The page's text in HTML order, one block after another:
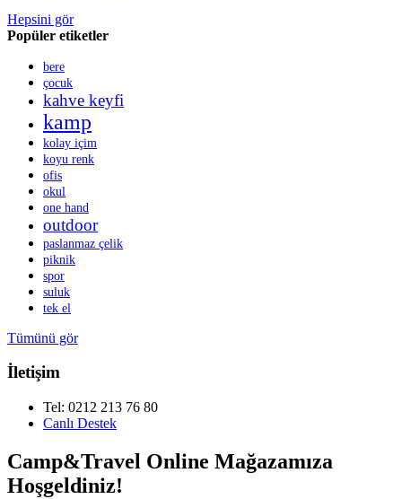
Hepsini gör
Popüler etiketler
bere
çocuk
kahve keyfi
kamp
kolay içim
koyu renk
ofis
okul
one hand
outdoor
paslanmaz çelik
piknik
spor
suluk
tek el
Tümünü gör
İletişim
Tel: 0212 213 76 80
Canlı Destek
Camp&Travel Online Mağazamıza
Hoşgeldiniz!